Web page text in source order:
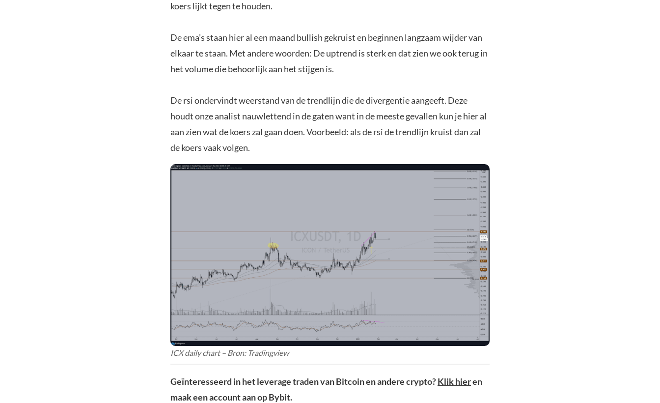
koers lijkt tegen te houden.
De ema’s staan hier al een maand bullish gekruist en beginnen langzaam wijder van
elkaar te staan. Met andere woorden: De uptrend is sterk en dat zien we ook terug in
het volume die behoorlijk aan het stijgen is.
De rsi ondervindt weerstand van de trendlijn die de divergentie aangeeft. Deze
houdt onze analist nauwlettend in de gaten want in de meeste gevallen kun je hier al
aan zien wat de koers zal gaan doen. Voorbeeld: als de rsi de trendlijn kruist dan zal
de koers vaak volgen.
ICX daily chart – Bron: Tradingview
Geïnteresseerd in het leverage traden van Bitcoin en andere crypto?Klik hieren
maak een account aan op Bybit.